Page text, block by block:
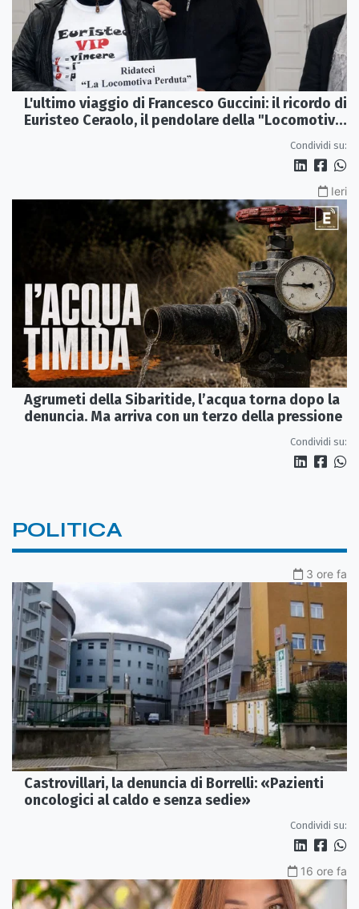
L'ultimo viaggio di Francesco Guccini: il ricordo di
Euristeo Ceraolo, il pendolare della "Locomotiva
Condividi su:
Ieri
Agrumeti della Sibaritide, l’acqua torna dopo la
denuncia. Ma arriva con un terzo della pressione
Condividi su:
POLITICA
3 ore fa
Castrovillari, la denuncia di Borrelli: «Pazienti
oncologici al caldo e senza sedie»
Condividi su:
16 ore fa